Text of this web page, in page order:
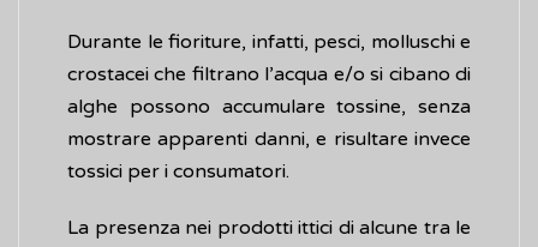
Durante le fioriture, infatti, pesci, molluschi e
crostacei che filtrano l’acqua e/o si cibano di
alghe possono accumulare tossine, senza
mostrare apparenti danni, e risultare invece
tossici per i consumatori.
La presenza nei prodotti ittici di alcune tra le